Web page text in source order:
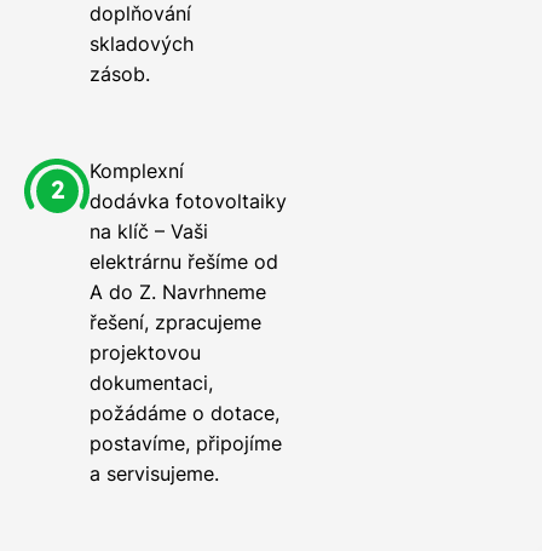
doplňování
skladových
zásob.
Komplexní
dodávka fotovoltaiky
na klíč – Vaši
elektrárnu řešíme od
A do Z. Navrhneme
řešení, zpracujeme
projektovou
dokumentaci,
požádáme o dotace,
postavíme, připojíme
a servisujeme.